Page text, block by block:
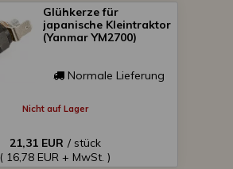
Glühkerze für
japanische Kleintraktor
(Yanmar YM2700)
Normale Lieferung
Nicht auf Lager
21,31 EUR / stück
( 16,78 EUR + MwSt. )